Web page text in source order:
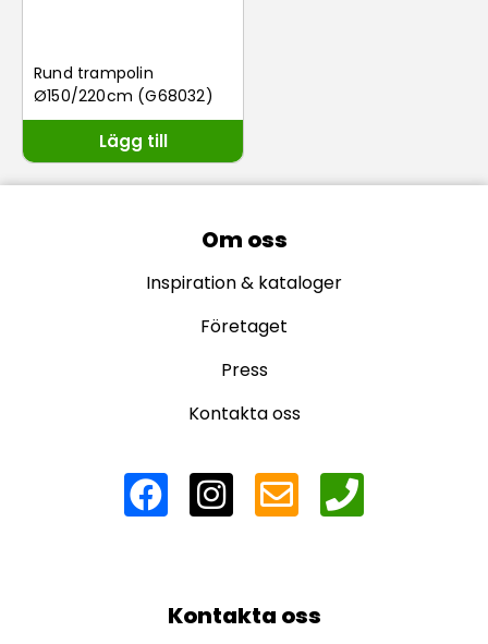
Rund trampolin
Ø150/220cm (G68032)
Lägg till
Om oss
Inspiration & kataloger
Företaget
Press
Kontakta oss
Kontakta oss